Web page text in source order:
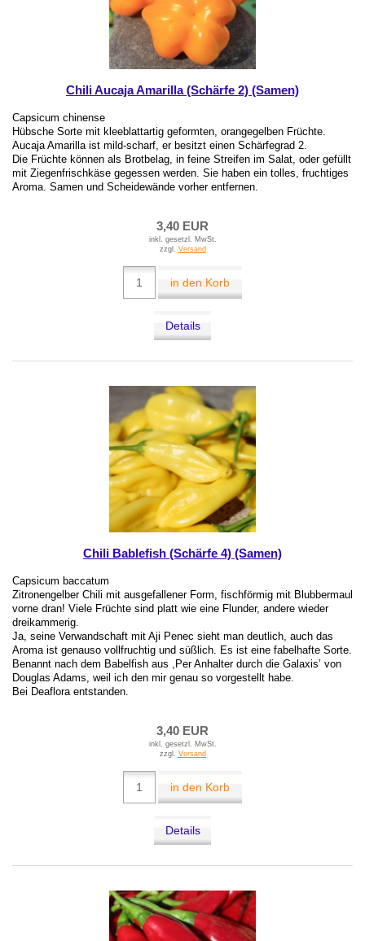
Chili Aucaja Amarilla (Schärfe 2) (Samen)
Capsicum chinense
Hübsche Sorte mit kleeblattartig geformten, orangegelben Früchte.
Aucaja Amarilla ist mild-scharf, er besitzt einen Schärfegrad 2.
Die Früchte können als Brotbelag, in feine Streifen im Salat, oder gefüllt
mit Ziegenfrischkäse gegessen werden. Sie haben ein tolles, fruchtiges
Aroma. Samen und Scheidewände vorher entfernen.
3,40 EUR
inkl. gesetzl. MwSt.
zzgl. Versand
in den Korb
Details
Chili Bablefish (Schärfe 4) (Samen)
Capsicum baccatum
Zitronengelber Chili mit ausgefallener Form, fischförmig mit Blubbermaul
vorne dran! Viele Früchte sind platt wie eine Flunder, andere wieder
dreikammerig.
Ja, seine Verwandschaft mit Aji Penec sieht man deutlich, auch das
Aroma ist genauso vollfruchtig und süßlich. Es ist eine fabelhafte Sorte.
Benannt nach dem Babelfish aus ,Per Anhalter durch die Galaxis’ von
Douglas Adams, weil ich den mir genau so vorgestellt habe.
Bei Deaflora entstanden.
3,40 EUR
inkl. gesetzl. MwSt.
zzgl. Versand
in den Korb
Details